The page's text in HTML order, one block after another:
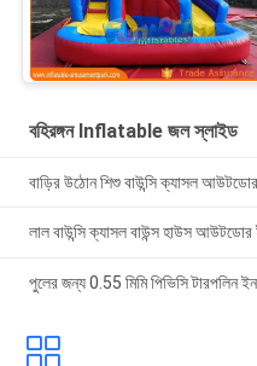
বহিরঙ্গন Inflatable জল স্লাইড
বাড়ির উঠোন শিশু বাউন্সি ক্যাসল
লাল বাউন্সি ক্যাসল বাউন্স হাউস আউটডোর
পুলের জন্য 0.55 মিমি পিভিসি টারপলিন